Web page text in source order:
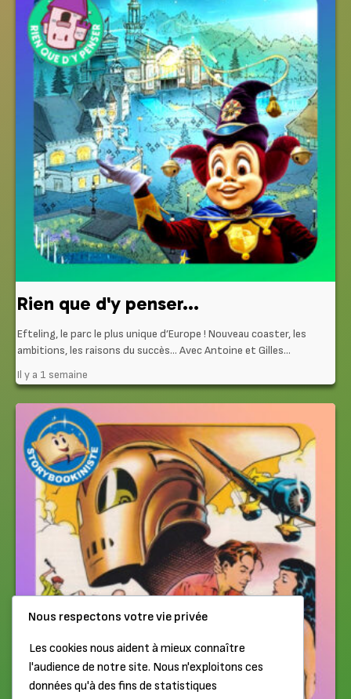
Rien que d'y penser...
Efteling, le parc le plus unique d’Europe ! Nouveau coaster, les
ambitions, les raisons du succès… Avec Antoine et Gilles...
Il y a 1 semaine
Nous respectons votre vie privée
Les cookies nous aident à mieux connaître
l'audience de notre site. Nous n'exploitons ces
données qu'à des fins de statistiques